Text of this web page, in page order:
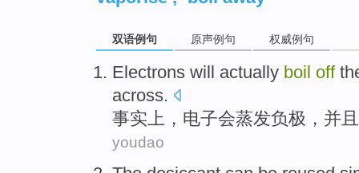
双语例句 原声例句 权威例句
Electrons will actually boil off
across.
事实上 ， 电子会蒸发负极 ， 并且
youdao